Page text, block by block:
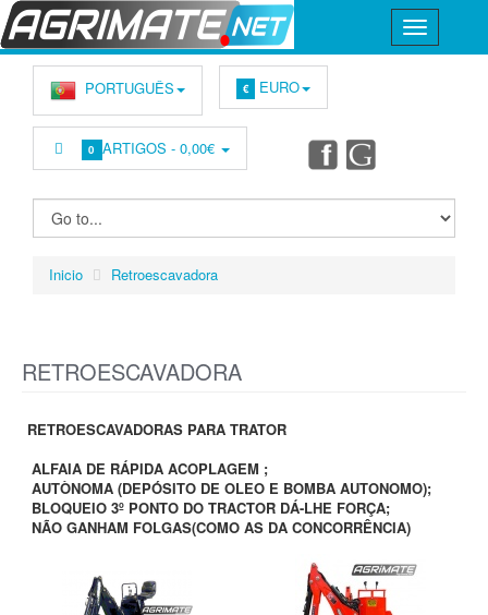
PORTUGUÊS € EURO
0 ARTIGOS -0,00€
Inicio Retroescavadora
RETROESCAVADORA
RETROESCAVADORAS PARA TRATOR
ALFAIA DE RÁPIDA ACOPLAGEM ;
AUTÒNOMA (DEPÓSITO DE OLEO E BOMBA AUTONOMO);
BLOQUEIO 3º PONTO DO TRACTOR DÁ-LHE FORÇA;
NÃO GANHAM FOLGAS(COMO AS DA CONCORRÊNCIA)